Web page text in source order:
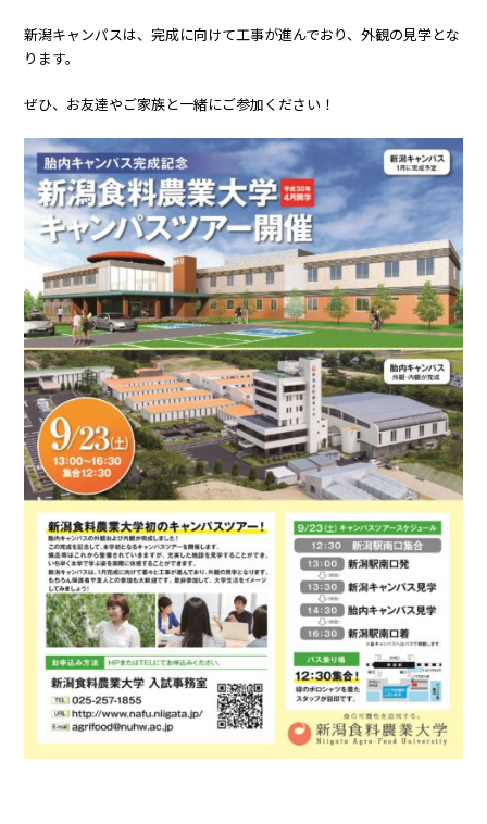
新潟キャンパスは、完成に向けて工事が進んでおり、外観の見学とな
ります。
ぜひ、お友達やご家族と一緒にご参加ください！